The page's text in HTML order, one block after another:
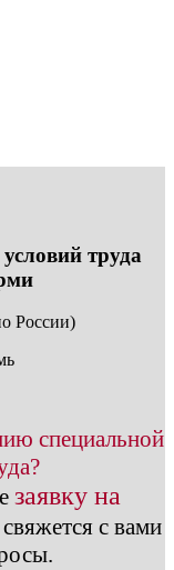
труда
России)
специальной
заявку на
с вами